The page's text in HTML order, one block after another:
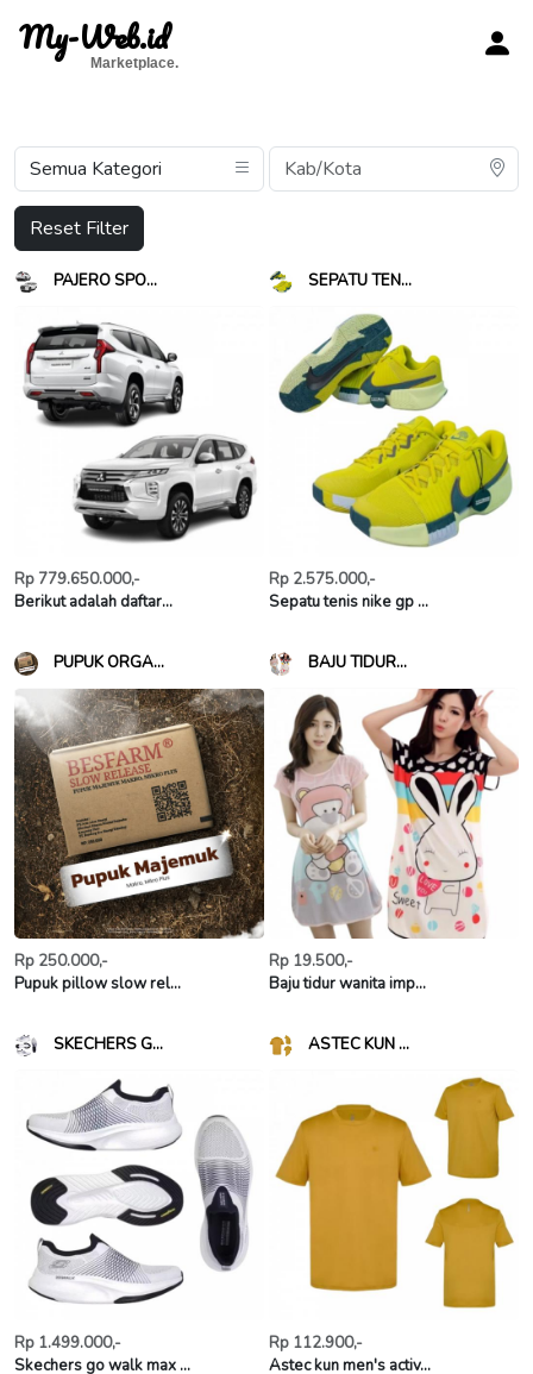
My-Web.id
Marketplace.
Reset Filter
PAJERO SPO...
Rp 779.650.000,-
Berikut adalah daftar...
SEPATU TEN...
Rp 2.575.000,-
Sepatu tenis nike gp ...
PUPUK ORGA...
Rp 250.000,-
Pupuk pillow slow rel...
BAJU TIDUR...
Rp 19.500,-
Baju tidur wanita imp...
SKECHERS G...
Rp 1.499.000,-
Skechers go walk max ...
ASTEC KUN ...
Rp 112.900,-
Astec kun men's activ...